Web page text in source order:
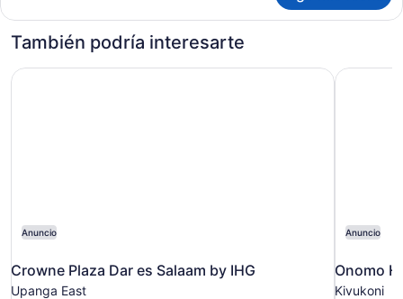
básica
También podría interesarte
Anuncio
Crowne Plaza Dar es Salaam by IHG
Upanga East
Crowne Plaza Dar es Salaam by IHG
Anuncio
Onomo
Kivukoni
Onomo